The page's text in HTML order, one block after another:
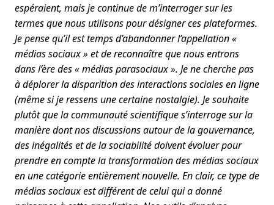
espéraient, mais je continue de m’interroger sur les
termes que nous utilisons pour désigner ces plateformes.
Je pense qu’il est temps d’abandonner l’appellation «
médias sociaux » et de reconnaître que nous entrons
dans l’ère des « médias parasociaux ». Je ne cherche pas
à déplorer la disparition des interactions sociales en ligne
(même si je ressens une certaine nostalgie). Je souhaite
plutôt que la communauté scientifique s’interroge sur la
manière dont nos discussions autour de la gouvernance,
des inégalités et de la sociabilité doivent évoluer pour
prendre en compte la transformation des médias sociaux
en une catégorie entièrement nouvelle. En clair, ce type de
médias sociaux est différent de celui qui a donné